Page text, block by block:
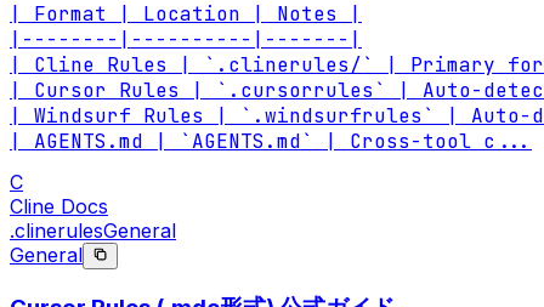
| Format | Location | Notes |
|--------|----------|-------|
| Cline Rules | `.clinerules/` | Primary
| Cursor Rules | `.cursorrules` | Auto-
| Windsurf Rules | `.windsurfrules` | Auto-
| AGENTS.md | `AGENTS.md` | Cross-tool c ...
C
Cline Docs
.clinerulesGeneral
General